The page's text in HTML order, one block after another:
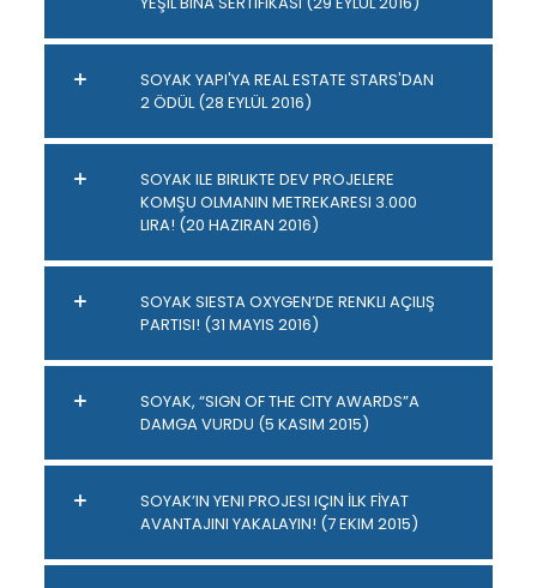
SOYAK YAPI'YA REAL ESTATE STARS'DAN
2 ÖDÜL (28 EYLÜL 2016)
SOYAK ILE BIRLIKTE DEV PROJELERE
KOMŞU OLMANIN METREKARESI 3.000
LIRA! (20 HAZIRAN 2016)
SOYAK SIESTA OXYGEN’DE RENKLI AÇILIŞ
PARTISI! (31 MAYIS 2016)
SOYAK, “SIGN OF THE CITY AWARDS”A
DAMGA VURDU (5 KASIM 2015)
SOYAK’IN YENI PROJESI IÇIN İLK FİYAT
AVANTAJINI YAKALAYIN! (7 EKIM 2015)